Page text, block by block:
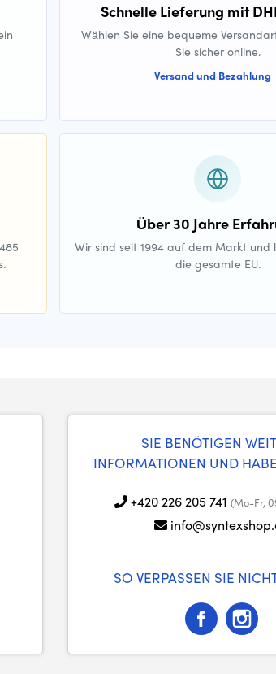
Schnelle Lieferung mit
Wählen Sie eine bequeme
Sie sicher online.
Versand und Bezahlung
Über 30 Jahre
Wir sind seit 1994 auf dem Markt und
die gesamte EU.
SIE BENÖTIGEN
INFORMATIONEN UND
+420 226 205 741 (Mo-Fr,
SO VERPASSEN SIE